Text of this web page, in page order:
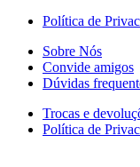
Política de
Sobre Nós
Convide amigos
Dúvidas
Trocas e
Política de